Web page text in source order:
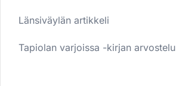
Länsiväylän artikkeli
Tapiolan varjoissa -kirjan arvostelu